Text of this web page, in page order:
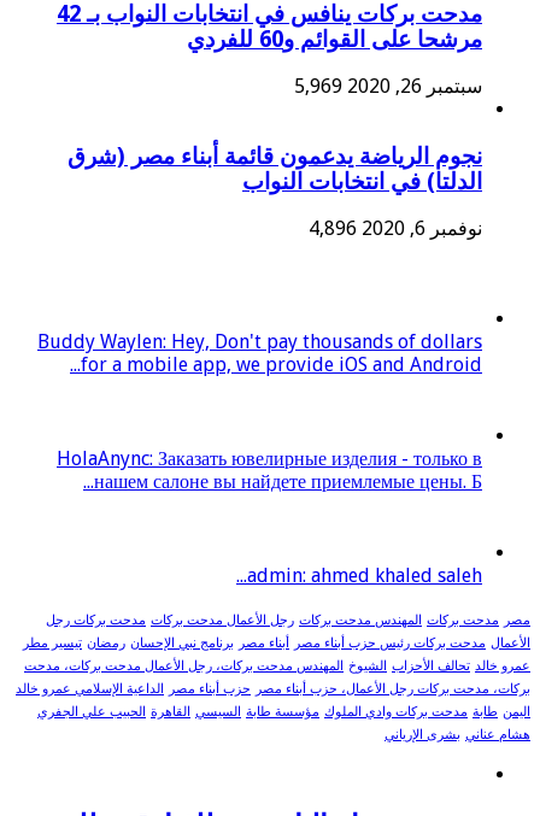
مدحت بركات ينافس في انتخابات النواب بـ 42
مرشحا على القوائم و60 للفردي
سبتمبر 26, 2020 5,969
نجوم الرياضة يدعمون قائمة أبناء مصر (شرق
الدلتا) في انتخابات النواب
نوفمبر 6, 2020 4,896
Buddy Waylen: Hey, Don't pay thousands of dollars
for a mobile app, we provide iOS and Android...
HolaAnync: Заказать ювелирные изделия - только в
нашем салоне вы найдете приемлемые цены. Б...
admin: ahmed khaled saleh...
مصر مدحت بركات المهندس مدحت بركات رجل الأعمال مدحت بركات مدحت بركات رجل
الأعمال مدحت بركات رئيس حزب أبناء مصر أبناء مصر برنامج نبي الإحسان رمضان تيسير مطر
عمرو خالد تحالف الأحزاب الشيوخ المهندس مدحت بركات، رجل الأعمال مدحت بركات، مدحت
بركات، مدحت بركات رجل الأعمال، حزب أبناء مصر
حزب أبناء مصر
الداعية الإسلامي عمرو خالد
اليمن طابة مدحت بركات وادي الملوك مؤسسة طابة السيسي القاهرة الحبيب علي الجفري
هشام عناني بشرى الإرياني